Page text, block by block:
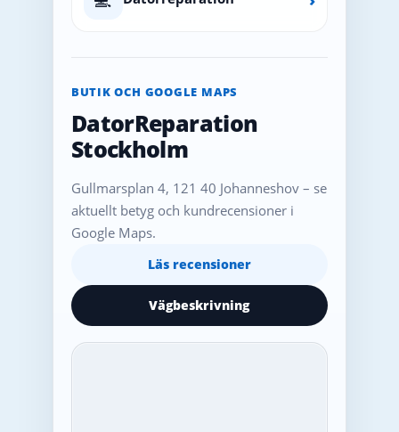
BUTIK OCH GOOGLE MAPS
DatorReparation
Stockholm
Gullmarsplan 4, 121 40 Johanneshov – se
aktuellt betyg och kundrecensioner i
Google Maps.
Läs recensioner
Vägbeskrivning